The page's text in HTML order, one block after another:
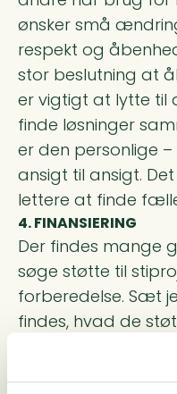
ønsker små
respekt og
stor beslutning at
er vigtigt at lytte til
finde løsninger
er den personlige
ansigt til ansigt.
lettere at finde
4. FINANSIERING
Der findes mange
søge støtte til
forberedelse. Sæt
findes, hvad de
ansøgningsfrist.
skiltning og